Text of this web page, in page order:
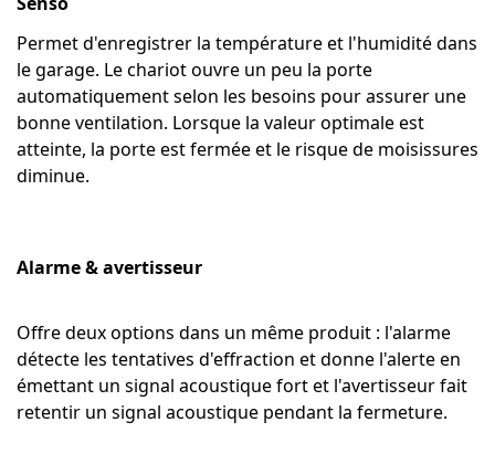
Permet d'enregistrer la température et l'humidité dans
le garage. Le chariot ouvre un peu la porte
automatiquement selon les besoins pour assurer une
bonne ventilation. Lorsque la valeur optimale est
atteinte, la porte est fermée et le risque de moisissures
diminue.
Alarme & avertisseur
Offre deux options dans un même produit : l'alarme
détecte les tentatives d'effraction et donne l'alerte en
émettant un signal acoustique fort et l'avertisseur fait
retentir un signal acoustique pendant la fermeture.